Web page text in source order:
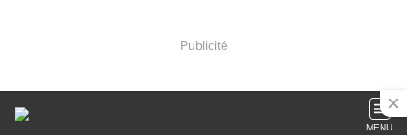
Publicité
MENU